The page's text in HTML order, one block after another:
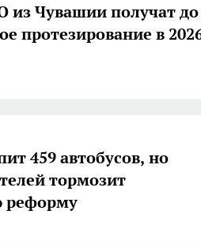
из Чувашии получат до
протезирование в
459 автобусов, но
тормозит
реформу